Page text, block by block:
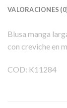
VALORACIONES
Blusa manga
con creviche en
COD: K11284